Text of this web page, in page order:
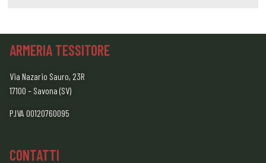
ARMERIA TESSITORE
Via Nazario Sauro, 23R
17100 – Savona (SV)
P.IVA 00120760095
CONTATTI